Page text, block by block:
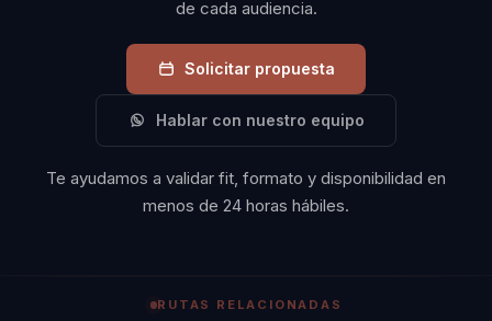
de cada audiencia.
Solicitar propuesta
Hablar con nuestro equipo
Te ayudamos a validar fit, formato y disponibilidad en
menos de 24 horas hábiles.
RUTAS RELACIONADAS